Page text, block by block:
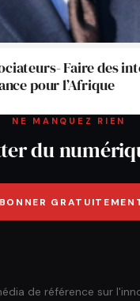
Faire des
pour l’Afrique
NE MANQUEZ RIEN
du
de référence sur